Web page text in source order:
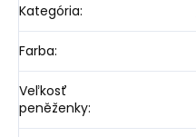
Kategória:
Farba:
Veľkosť
peněženky: